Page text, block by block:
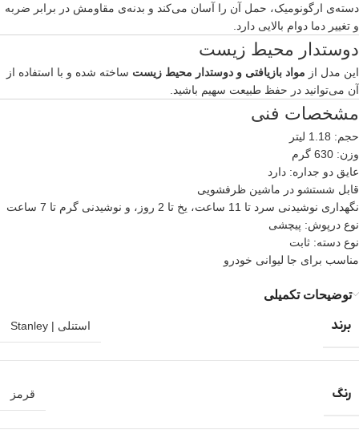
دسته‌ی ارگونومیک، حمل آن را آسان می‌کند و بدنه‌ی مقاومش در برابر ضربه
و تغییر دما دوام بالایی دارد.
دوستدار محیط زیست
این مدل از مواد بازیافتی و دوستدار محیط زیست ساخته شده و با استفاده از
آن می‌توانید در حفظ طبیعت سهیم باشید.
مشخصات فنی
حجم: 1.18 لیتر
وزن: 630 گرم
عایق دو جداره: دارد
قابل شستشو در ماشین ظرفشویی
نگهداری نوشیدنی سرد تا 11 ساعت، یخ تا 2 روز، و نوشیدنی گرم تا 7 ساعت
نوع درپوش: پیچشی
نوع دسته: ثابت
مناسب برای جا لیوانی خودرو
توضیحات تکمیلی
برند استنلی | Stanley
رنگ قرمز